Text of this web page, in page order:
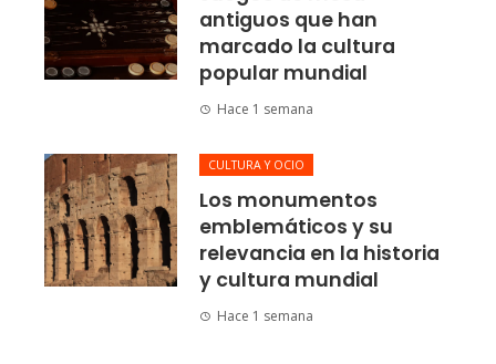
antiguos que han
marcado la cultura
popular mundial
Hace 1 semana
CULTURA Y OCIO
Los monumentos
emblemáticos y su
relevancia en la historia
y cultura mundial
Hace 1 semana